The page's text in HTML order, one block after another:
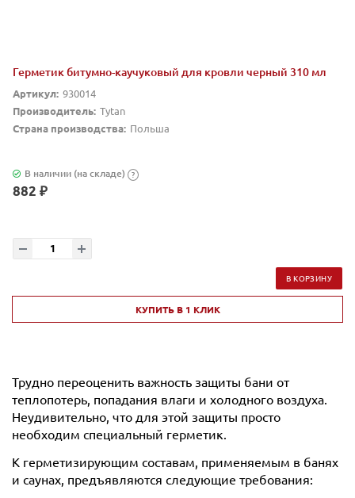
Герметик битумно-каучуковый для кровли черный 310 мл
Артикул: 930014
Производитель: Tytan
Страна производства: Польша
В наличии (на складе) ?
882 ₽
В КОРЗИНУ
КУПИТЬ В 1 КЛИК
Трудно переоценить важность защиты бани от
теплопотерь, попадания влаги и холодного воздуха.
Неудивительно, что для этой защиты просто
необходим специальный герметик.
К герметизирующим составам, применяемым в банях
и саунах, предъявляются следующие требования: